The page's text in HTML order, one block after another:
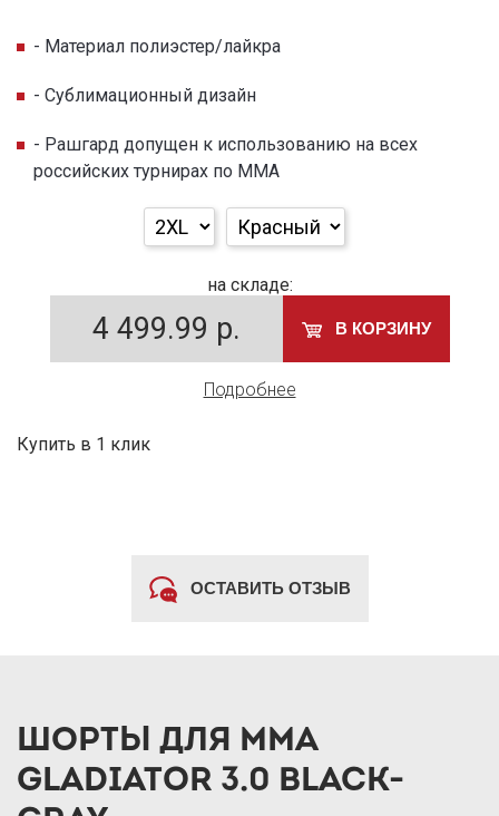
- Материал полиэстер/лайкра
- Сублимационный дизайн
- Рашгард допущен к использованию на всех
российских турнирах по ММА
на складе:
4 499.99 р. В КОРЗИНУ
Подробнее
Купить в 1 клик
ОСТАВИТЬ ОТЗЫВ
ШОРТЫ ДЛЯ MMA
GLADIATOR 3.0 BLACK-